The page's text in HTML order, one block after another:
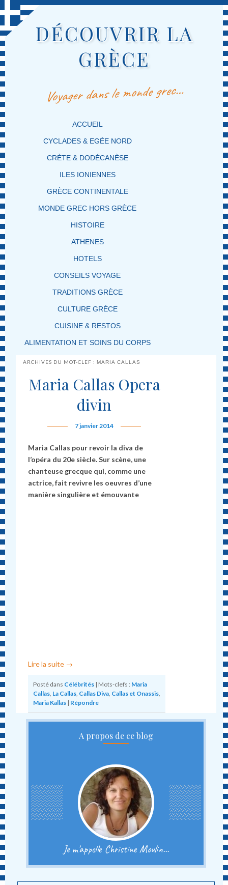
DÉCOUVRIR LA
GRÈCE
Voyager dans le monde grec…
MENU PRINCIPAL
MASQUER LA NAVIGATION PRINCIPALE
MASQUER LA NAVIGATION SECONDAIRE
ACCUEIL
CYCLADES & EGÉE NORD
CRÈTE & DODÉCANÈSE
ILES IONIENNES
GRÈCE CONTINENTALE
MONDE GREC HORS GRÈCE
HISTOIRE
ATHENES
HOTELS
CONSEILS VOYAGE
TRADITIONS GRÈCE
CULTURE GRÈCE
CUISINE & RESTOS
ALIMENTATION ET SOINS DU CORPS
ARCHIVES DU MOT-CLEF :MARIA CALLAS
Maria Callas Opera
divin
7 janvier 2014
Maria Callas pour revoir la diva de
l’opéra du 20e siècle.Sur scène, une
chanteuse grecque qui, comme une
actrice, fait revivre les oeuvres d’une
manière singulière et émouvante
Lire la suite →
Posté dans Célébrités | Mots-clefs : Maria
Callas, La Callas, Callas Diva, Callas et Onassis,
Maria Kallas | Répondre
A propos de ce blog
Je m'appelle Christine Moulin...